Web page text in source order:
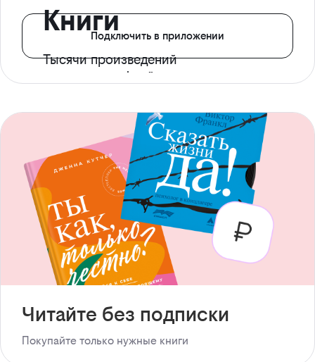
Книги
Тысячи произведений
с доступом офлайн
Подключить в приложении
Читайте без подписки
Покупайте только нужные книги